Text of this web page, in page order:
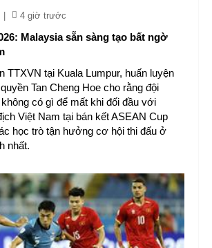
4 giờ trước
Malaysia sẵn sàng tạo bất ngờ
TTXVN tại Kuala Lumpur, huấn luyện
Tan Cheng Hoe cho rằng đội
có gì để mất khi đối đầu với
Việt Nam tại bán kết ASEAN Cup
học trò tận hưởng cơ hội thi đấu ở
nhất.